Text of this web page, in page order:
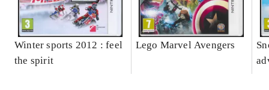
Winter sports 2012 : feel
the spirit
Lego Marvel Avengers